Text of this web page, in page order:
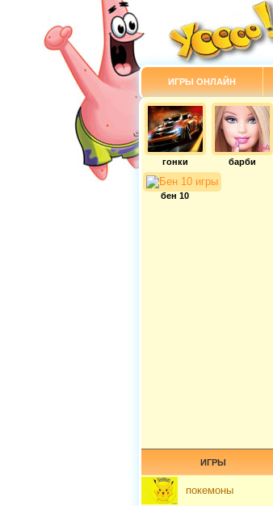
ИГРЫ ОНЛАЙН
гонки барби
бен 10
ИГРЫ
покемоны